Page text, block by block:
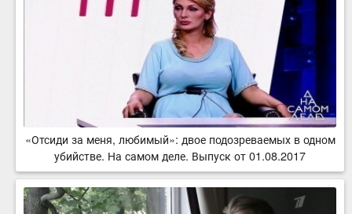
«Отсиди за меня, любимый»: двое подозреваемых в одном
убийстве. На самом деле. Выпуск от 01.08.2017